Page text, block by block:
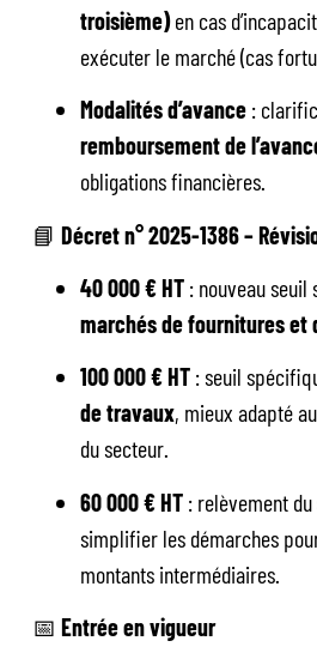
troisième)en cas
exécuter le marché (cas
Modalités d’avance :
remboursement de
obligations financières.
📘 Décret n° 2025-1386 –
40 000 € HT: nouveau seuil
marchés de fournitures et
100 000 € HT: seuil
de travaux, mieux adapté
du secteur.
60 000 € HT: relèvement du
simplifier les démarches
montants intermédiaires.
📅 Entrée en vigueur